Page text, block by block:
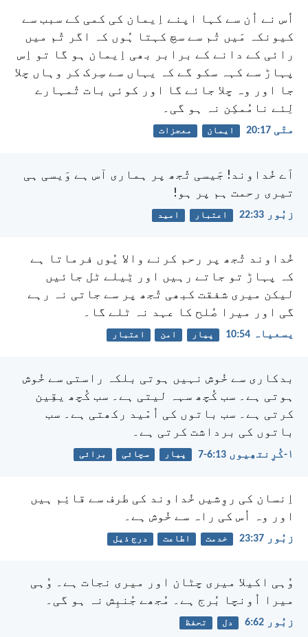
اُس نے اُن سے کہا اپنے اِیمان کی کمی کے سبب سے
کیونکہ مَیں تُم سے سچ کہتا ہُوں کہ اگر تُم میں
رائی کے دانے کے برابر بھی اِیمان ہو گا تو اِس
پہاڑ سے کہہ سکو گے کہ یہاں سے سِرک کر وہاں چلا
جا اور وہ چلا جائے گا اور کوئی بات تُمہارے
لِئے نامُمکِن نہ ہو گی۔
متّی 17:‏20 ایمان معجزات
اَے خُداوند! جَیسی تُجھ پر ہماری آس ہے وَیسی ہی
تیری رحمت ہم پر ہو!
زبُور 33:‏22 اعتبار امید
خُداوند تُجھ پر رحم کرنے والا یُوں فرماتا ہے
کہ
پہاڑ تو جاتے رہیں اور ٹِیلے ٹل جائیں
لیکن میری شفقت کبھی تُجھ پر سے جاتی نہ رہے
گی اور میرا صُلح کا عہد نہ ٹلے گا۔
یسعیاہ 54:‏10 پیار امن اعتبار
بدکاری سے خُوش نہیں ہوتی بلکہ راستی سے خُوش
ہوتی ہے۔ سب کُچھ سہہ لیتی ہے۔ سب کُچھ یقِین
کرتی ہے۔ سب باتوں کی اُمّید رکھتی ہے۔ سب
باتوں کی برداشت کرتی ہے۔
۱-کُرِنتھِیوں 13:‏6-‏7 پیار سچائی برائی
اِنسان کی روِشیں خُداوند کی طرف سے قائِم ہیں
اور وہ اُس کی راہ سے خُوش ہے۔
زبُور 37:‏23 خدمت اطاعت درج ذیل
وُہی اکیلا میری چٹان اور میری نجات ہے۔ وُہی
میرا اُونچا بُرج ہے۔ مُجھے جُنبِش نہ ہو گی۔
زبُور 62:‏6 دل تحفظ